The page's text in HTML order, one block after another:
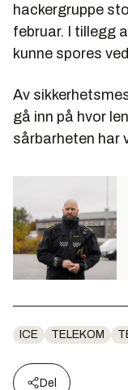
hackergruppe
februar. I tillegg
kunne spores
Av
gå inn på hvor
sårbarheten har
ICE TELEKOM
Del